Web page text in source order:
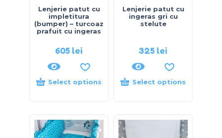
Lenjerie patut cu
impletitura
(bumper) – turcoaz
prafuit cu ingeras
605 lei
Select options
Lenjerie patut cu
ingeras gri cu
stelute
325 lei
Select options